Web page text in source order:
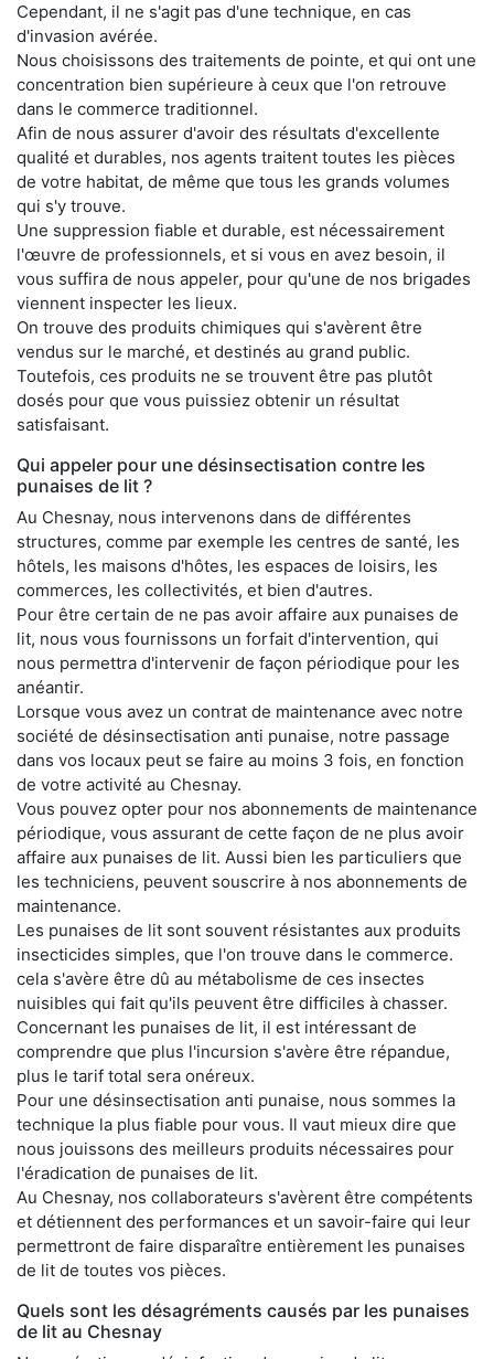
Cependant, il ne s'agit pas d'une technique, en cas
d'invasion avérée.
Nous choisissons des traitements de pointe, et qui ont une
concentration bien supérieure à ceux que l'on retrouve
dans le commerce traditionnel.
Afin de nous assurer d'avoir des résultats d'excellente
qualité et durables, nos agents traitent toutes les pièces
de votre habitat, de même que tous les grands volumes
qui s'y trouve.
Une suppression fiable et durable, est nécessairement
l'œuvre de professionnels, et si vous en avez besoin, il
vous suffira de nous appeler, pour qu'une de nos brigades
viennent inspecter les lieux.
On trouve des produits chimiques qui s'avèrent être
vendus sur le marché, et destinés au grand public.
Toutefois, ces produits ne se trouvent être pas plutôt
dosés pour que vous puissiez obtenir un résultat
satisfaisant.
Qui appeler pour une désinsectisation contre les
punaises de lit ?
Au Chesnay, nous intervenons dans de différentes
structures, comme par exemple les centres de santé, les
hôtels, les maisons d'hôtes, les espaces de loisirs, les
commerces, les collectivités, et bien d'autres.
Pour être certain de ne pas avoir affaire aux punaises de
lit, nous vous fournissons un forfait d'intervention, qui
nous permettra d'intervenir de façon périodique pour les
anéantir.
Lorsque vous avez un contrat de maintenance avec notre
société de désinsectisation anti punaise, notre passage
dans vos locaux peut se faire au moins 3 fois, en fonction
de votre activité au Chesnay.
Vous pouvez opter pour nos abonnements de maintenance
périodique, vous assurant de cette façon de ne plus avoir
affaire aux punaises de lit. Aussi bien les particuliers que
les techniciens, peuvent souscrire à nos abonnements de
maintenance.
Les punaises de lit sont souvent résistantes aux produits
insecticides simples, que l'on trouve dans le commerce.
cela s'avère être dû au métabolisme de ces insectes
nuisibles qui fait qu'ils peuvent être difficiles à chasser.
Concernant les punaises de lit, il est intéressant de
comprendre que plus l'incursion s'avère être répandue,
plus le tarif total sera onéreux.
Pour une désinsectisation anti punaise, nous sommes la
technique la plus fiable pour vous. Il vaut mieux dire que
nous jouissons des meilleurs produits nécessaires pour
l'éradication de punaises de lit.
Au Chesnay, nos collaborateurs s'avèrent être compétents
et détiennent des performances et un savoir-faire qui leur
permettront de faire disparaître entièrement les punaises
de lit de toutes vos pièces.
Quels sont les désagréments causés par les punaises
de lit au Chesnay